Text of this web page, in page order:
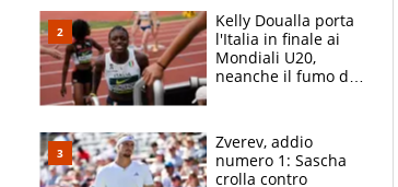
apertissimo
Kelly Doualla porta
l'Italia in finale ai
Mondiali U20,
neanche il fumo di
Zverev, addio
numero 1: Sascha
crolla contro